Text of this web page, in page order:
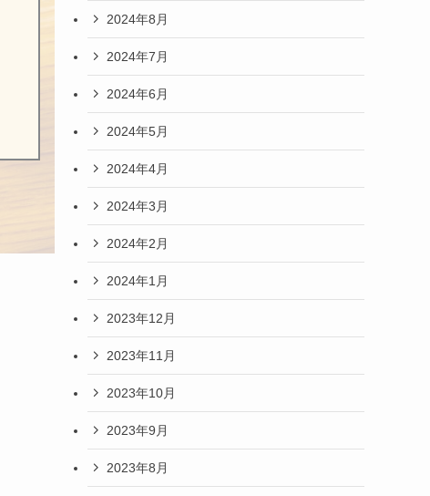
2024年8月
2024年7月
2024年6月
2024年5月
2024年4月
2024年3月
2024年2月
2024年1月
2023年12月
2023年11月
2023年10月
2023年9月
2023年8月